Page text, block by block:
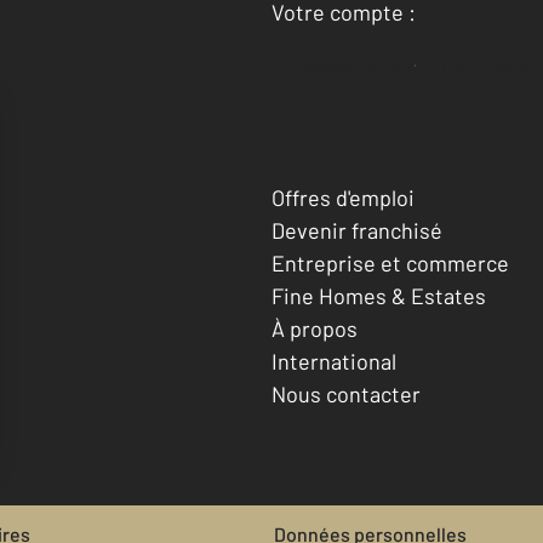
Votre compte :
Accéder à mon compte
Offres d'emploi
Devenir franchisé
Entreprise et commerce
Fine Homes & Estates
À propos
International
Nous contacter
Données personnelles